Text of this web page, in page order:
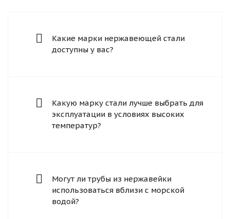
Какие марки нержавеющей стали
доступны у вас?
Какую марку стали лучше выбрать для
эксплуатации в условиях высоких
температур?
Могут ли трубы из нержавейки
использоваться вблизи с морской
водой?